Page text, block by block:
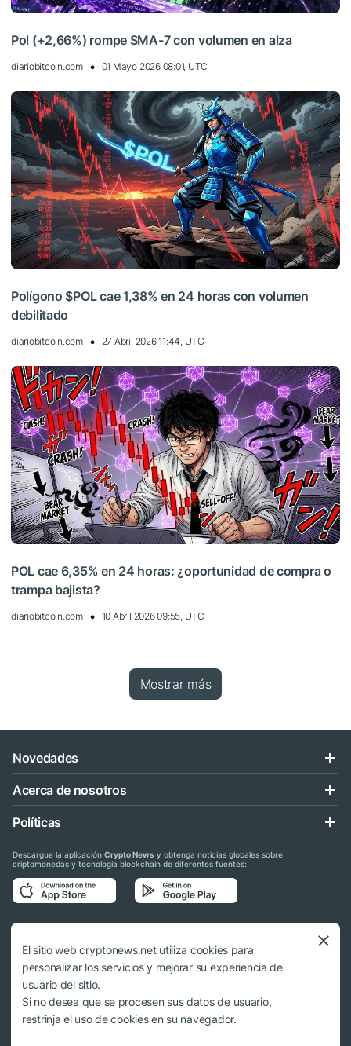
Pol (+2,66%) rompe SMA-7 con volumen en alza
diariobitcoin.com 01 Mayo 2026 08:01, UTC
Polígono $POL cae 1,38% en 24 horas con volumen
debilitado
diariobitcoin.com 27 Abril 2026 11:44, UTC
POL cae 6,35% en 24 horas: ¿oportunidad de compra o
trampa bajista?
diariobitcoin.com 10 Abril 2026 09:55, UTC
Mostrar más
Novedades
Acerca de nosotros
Políticas
Descargue la aplicación Crypto News y obtenga noticias globales sobre
criptomonedas y tecnología blockchain de diferentes fuentes:
Síganos en las redes sociales
© 2018 - 2026 Crypto News. Al usar los materiales no es obligatorio citar a
cryptonews.net.
El sitio web cryptonews.net utiliza cookies para
personalizar los servicios y mejorar su experiencia de
usuario del sitio.
Si no desea que se procesen sus datos de usuario,
restrinja el uso de cookies en su navegador.